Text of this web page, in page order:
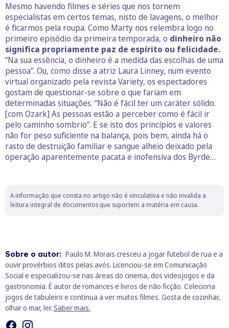
Mesmo havendo filmes e séries que nos tornem
especialistas em certos temas, nisto de lavagens, o melhor
é ficarmos pela roupa. Como Marty nos relembra logo no
primeiro episódio da primeira temporada, o dinheiro não
significa propriamente paz de espírito ou felicidade.
“Na sua essência, o dinheiro é a medida das escolhas de uma
pessoa”. Ou, como disse a atriz Laura Linney, num evento
virtual organizado pela revista Variety, os espectadores
gostam de questionar-se sobre o que fariam em
determinadas situações. “Não é fácil ter um caráter sólido.
[com Ozark] As pessoas estão a perceber como é fácil ir
pelo caminho sombrio”. E se isto dos princípios e valores
não for peso suficiente na balança, pois bem, ainda há o
rasto de destruição familiar e sangue alheio deixado pela
operação aparentemente pacata e inofensiva dos Byrde…
A informação que consta no artigo não é vinculativa e não invalida a
leitura integral de documentos que suportem a matéria em causa.
Sobre o autor: Paulo M. Morais cresceu a jogar futebol de rua e a
ouvir provérbios ditos pelas avós. Licenciou-se em Comunicação
Social e especializou-se nas áreas do cinema, dos videojogos e da
gastronomia. É autor de romances e livros de não ficção. Coleciona
jogos de tabuleiro e continua a ver muitos filmes. Gosta de cozinhar,
olhar o mar, ler. Saber mais.